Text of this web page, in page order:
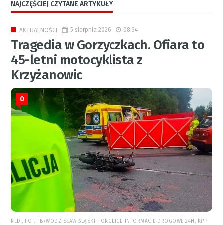
NAJCZĘŚCIEJ CZYTANE ARTYKUŁY
AKTUALNOŚCI 5 sierpnia 2026 08:34
Tragedia w Gorzyczkach. Ofiara to
45-letni motocyklista z
Krzyżanowic
0
RED., FOT. FB/WODZISŁAW ŚLĄSKI I OKOLICE-INFORMACJE DROGOWE 24H, KPP